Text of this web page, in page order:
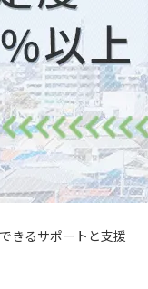
どうする？｜状況別
した高齢者ゴミ屋敷
きるサポートと支援